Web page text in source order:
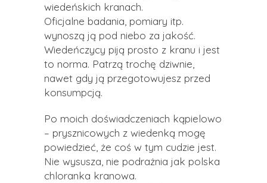
wiedeńskich kranach.
Oficjalne badania, pomiary itp.
wynoszą ją pod niebo za jakość.
Wiedeńczycy piją prosto z kranu i jest
to norma. Patrzą trochę dziwnie,
nawet gdy ją przegotowujesz przed
konsumpcją.
Po moich doświadczeniach kąpielowo
– prysznicowych z wiedenką mogę
powiedzieć, że coś w tym cudzie jest.
Nie wysusza, nie podrażnia jak polska
chloranka kranowa.